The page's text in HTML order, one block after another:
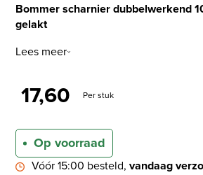
Bommer scharnier dubbelwerkend
gelakt
Lees meer
17,60 Per stuk
Op voorraad
Vóór 15:00 besteld,vandaag